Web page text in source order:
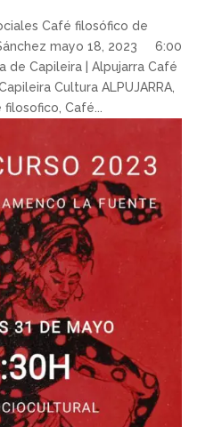
Café filosófico de
mayo 18, 2023 6:00
de Capileira | Alpujarra Café
Cultura ALPUJARRA,
Café...